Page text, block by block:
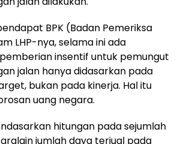
BPK (Badan Pemeriksa
LHP-nya, selama ini ada
insentif untuk pemungut
jalan hanya didasarkan pada
bukan pada kinerja. Hal itu
uang negara.
hitungan pada sejumlah
jumlah daya terjual pada